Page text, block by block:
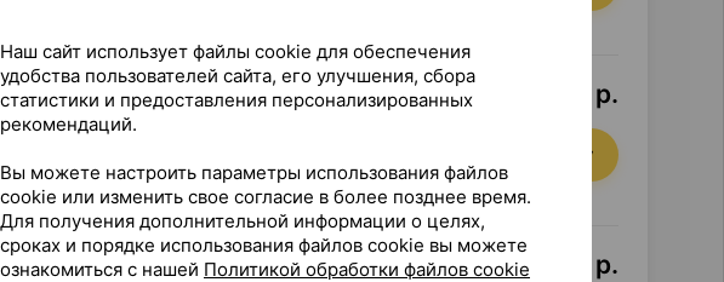
0210, бандаж
26,82 — 51,02 р.
В корзину
0210, бандаж
26,82 — 42,94 р.
Наш сайт использует файлы cookie для обеспечения
удобства пользователей сайта, его улучшения, сбора
статистики и предоставления персонализированных
рекомендаций.
Вы можете настроить параметры использования файлов
cookie или изменить свое согласие в более позднее время.
Для получения дополнительной информации о целях,
сроках и порядке использования файлов cookie вы можете
ознакомиться с нашей Политикой обработки файлов cookie